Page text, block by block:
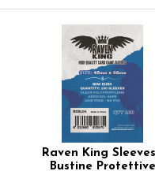
Raven King
Bustine Protettive